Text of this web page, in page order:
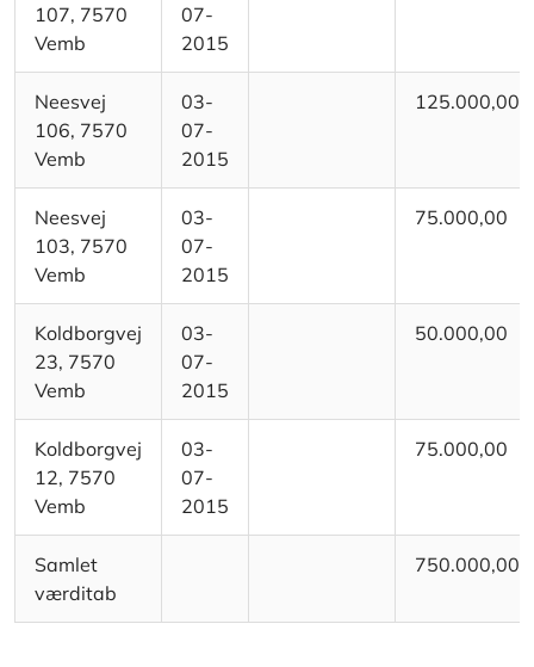
107, 7570
Vemb
07-
2015
Neesvej
106, 7570
Vemb
03-
07-
2015
125.000,00
Neesvej
103, 7570
Vemb
03-
07-
2015
75.000,00
Koldborgvej
23, 7570
Vemb
03-
07-
2015
50.000,00
Koldborgvej
12, 7570
Vemb
03-
07-
2015
75.000,00
Samlet
værditab
750.000,00